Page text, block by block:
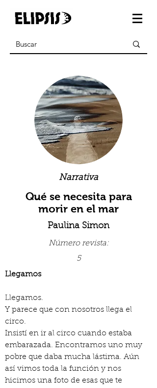
Narrativa
Qué se necesita para
morir en el mar
Paulina Simon
Número revista:
5
Llegamos
Llegamos.
Y parece que con nosotros llega el
circo.
Insistí en ir al circo cuando estaba
embarazada. Encontramos uno muy
pobre que daba mucha lástima. Aún
así vimos toda la función y nos
hicimos una foto de esas que te